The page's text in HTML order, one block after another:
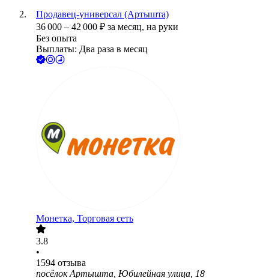
Продавец-универсал (Артышта)
36 000 – 42 000 ₽ за месяц, на руки
Без опыта
Выплаты: Два раза в месяц
Монетка, Торговая сеть
3.8
•
1594 отзыва
посёлок Артышта, Юбилейная улица, 18